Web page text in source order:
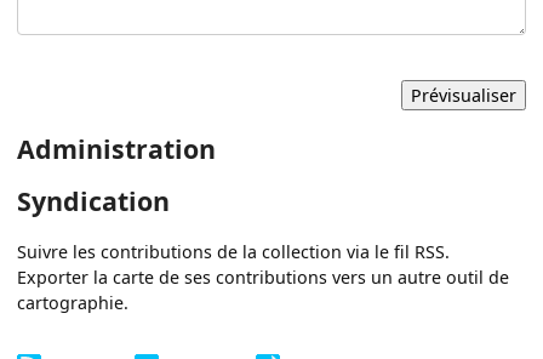
Administration
Syndication
Suivre les contributions de la collection via le fil RSS.
Exporter la carte de ses contributions vers un autre outil de
cartographie.